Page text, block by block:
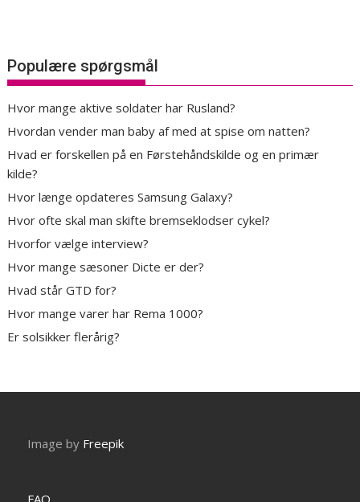
Populære spørgsmål
Hvor mange aktive soldater har Rusland?
Hvordan vender man baby af med at spise om natten?
Hvad er forskellen på en Førstehåndskilde og en primær
kilde?
Hvor længe opdateres Samsung Galaxy?
Hvor ofte skal man skifte bremseklodser cykel?
Hvorfor vælge interview?
Hvor mange sæsoner Dicte er der?
Hvad står GTD for?
Hvor mange varer har Rema 1000?
Er solsikker flerårig?
Image by Freepik